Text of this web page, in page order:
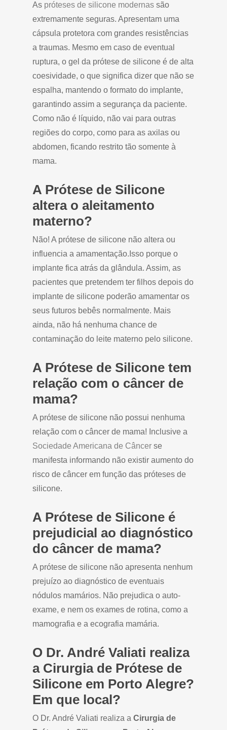
As próteses de silicone modernas são
extremamente seguras. Apresentam uma
cápsula protetora com grandes resistências
a traumas. Mesmo em caso de eventual
ruptura, o gel da prótese de silicone é de alta
coesividade, o que significa dizer que não se
espalha, mantendo o formato do implante,
garantindo assim a segurança da paciente.
Como não é líquido, não vai para outras
regiões do corpo, como para as axilas ou
abdomen, ficando restrito tão somente à
mama.
A Prótese de Silicone
altera o aleitamento
materno?
Não! A prótese de silicone não altera ou
influencia a amamentação.Isso porque o
implante fica atrás da glândula. Assim, as
pacientes que pretendem ter filhos depois do
implante de silicone poderão amamentar os
seus futuros bebês normalmente. Mais
ainda, não há nenhuma chance de
contaminação do leite materno pelo silicone.
A Prótese de Silicone tem
relação com o câncer de
mama?
A prótese de silicone não possui nenhuma
relação com o câncer de mama! Inclusive a
Sociedade Americana de Câncer se
manifesta informando não existir aumento do
risco de câncer em função das próteses de
silicone.
A Prótese de Silicone é
prejudicial ao diagnóstico
do câncer de mama?
A prótese de silicone não apresenta nenhum
prejuízo ao diagnóstico de eventuais
nódulos mamários. Não prejudica o auto-
exame, e nem os exames de rotina, como a
mamografia e a ecografia mamária.
O Dr. André Valiati realiza
a Cirurgia de Prótese de
Silicone em Porto Alegre?
Em que local?
O Dr. André Valiati realiza a Cirurgia de